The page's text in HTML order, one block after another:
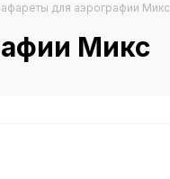
для аэрографии Микс
Микс